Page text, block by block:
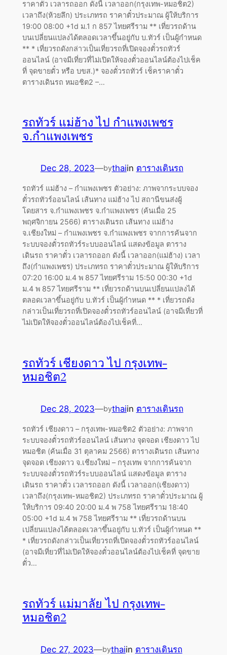
ราคาตั๋ว เวลารถออก ดังนี้ เวลาออก(กรุงเทพ-หมอชิต2)
เวลาถึง(ห้วยลึก) ประเภทรถ ราคาตั๋วประมาณ ผู้ให้บริการ
19:00 08:00 +1d ม.1 ก 857 ไทยศรีราม ** เที่ยวรถด้าน
บนเปลี่ยนแปลงได้ตลอดเวลาขึ้นอยู่กับ บ.ทัวร์ เป็นผู้กำหนด
** * เที่ยวรถดังกล่าวเป็นเที่ยวรถที่เปิดจองตั๋วรถทัวร์
ออนไลน์ (อาจมีเที่ยวที่ไม่เปิดให้จองตั๋วออนไลน์ต้องไปเช็ค
ที่ จุดขายตั๋ว หรือ บขส.)* จองตั๋วรถทัวร์ เช็คราคาตั๋ว
ตารางเดินรถ หมอชิต2 –…
รถทัวร์ แม่ฮ้าง ไป กำแพงเพชร
จ.กำแพงเพชร
Dec 28, 2023—bythaiin ตารางเดินรถ
รถทัวร์ แม่ฮ้าง – กำแพงเพชร ตัวอย่าง: ภาพจากระบบจอง
ตั๋วรถทัวร์ออนไลน์ เส้นทาง แม่ฮ้าง ไป สถานีขนส่งผู้
โดยสาร จ.กำแพงเพชร จ.กำแพงเพชร (ค้นเมื่อ 25
พฤศจิกายน 2566) ตารางเดินรถ เส้นทาง แม่ฮ้าง
จ.เชียงใหม่ – กำแพงเพชร จ.กำแพงเพชร จากการค้นจาก
ระบบจองตั๋วรถทัวร์ระบบออนไลน์ แสดงข้อมูล ตาราง
เดินรถ ราคาตั๋ว เวลารถออก ดังนี้ เวลาออก(แม่ฮ้าง) เวลา
ถึง(กำแพงเพชร) ประเภทรถ ราคาตั๋วประมาณ ผู้ให้บริการ
07:20 16:00 ม.4 พ 857 ไทยศรีราม 15:50 00:30 +1d
ม.4 พ 857 ไทยศรีราม ** เที่ยวรถด้านบนเปลี่ยนแปลงได้
ตลอดเวลาขึ้นอยู่กับ บ.ทัวร์ เป็นผู้กำหนด ** * เที่ยวรถดัง
กล่าวเป็นเที่ยวรถที่เปิดจองตั๋วรถทัวร์ออนไลน์ (อาจมีเที่ยวที่
ไม่เปิดให้จองตั๋วออนไลน์ต้องไปเช็คที่…
รถทัวร์ เชียงดาว ไป กรุงเทพ-
หมอชิต2
Dec 28, 2023—bythaiin ตารางเดินรถ
รถทัวร์ เชียงดาว – กรุงเทพ-หมอชิต2 ตัวอย่าง: ภาพจาก
ระบบจองตั๋วรถทัวร์ออนไลน์ เส้นทาง จุดจอด เชียงดาว ไป
หมอชิต (ค้นเมื่อ 31 ตุลาคม 2566) ตารางเดินรถ เส้นทาง
จุดจอด เชียงดาว จ.เชียงใหม่ – กรุงเทพ จากการค้นจาก
ระบบจองตั๋วรถทัวร์ระบบออนไลน์ แสดงข้อมูล ตาราง
เดินรถ ราคาตั๋ว เวลารถออก ดังนี้ เวลาออก(เชียงดาว)
เวลาถึง(กรุงเทพ-หมอชิต2) ประเภทรถ ราคาตั๋วประมาณ ผู้
ให้บริการ 09:40 20:00 ม.4 พ 758 ไทยศรีราม 18:40
05:00 +1d ม.4 พ 758 ไทยศรีราม ** เที่ยวรถด้านบน
เปลี่ยนแปลงได้ตลอดเวลาขึ้นอยู่กับ บ.ทัวร์ เป็นผู้กำหนด **
* เที่ยวรถดังกล่าวเป็นเที่ยวรถที่เปิดจองตั๋วรถทัวร์ออนไลน์
(อาจมีเที่ยวที่ไม่เปิดให้จองตั๋วออนไลน์ต้องไปเช็คที่ จุดขาย
ตั๋ว…
รถทัวร์ แม่มาลัย ไป กรุงเทพ-
หมอชิต2
Dec 27, 2023—bythaiin ตารางเดินรถ